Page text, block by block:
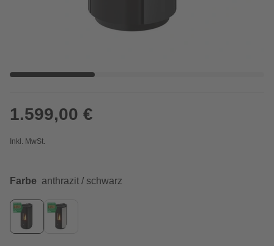
1.599,00 €
Inkl. MwSt.
Farbe anthrazit / schwarz